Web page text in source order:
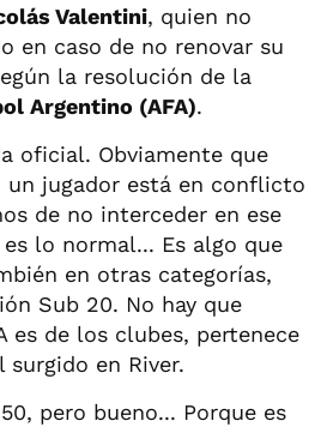
Valentini, quien no
en caso de no renovar su
la resolución de la
Argentino (AFA).
oficial. Obviamente que
un jugador está en conflicto
de no interceder en ese
lo normal... Es algo que
en otras categorías,
Sub 20. No hay que
es de los clubes, pertenece
en River.
pero bueno... Porque es